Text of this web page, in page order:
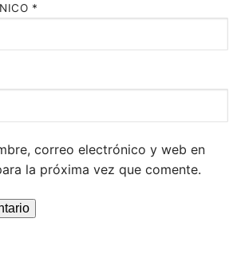
*
correo electrónico y web en
la próxima vez que comente.